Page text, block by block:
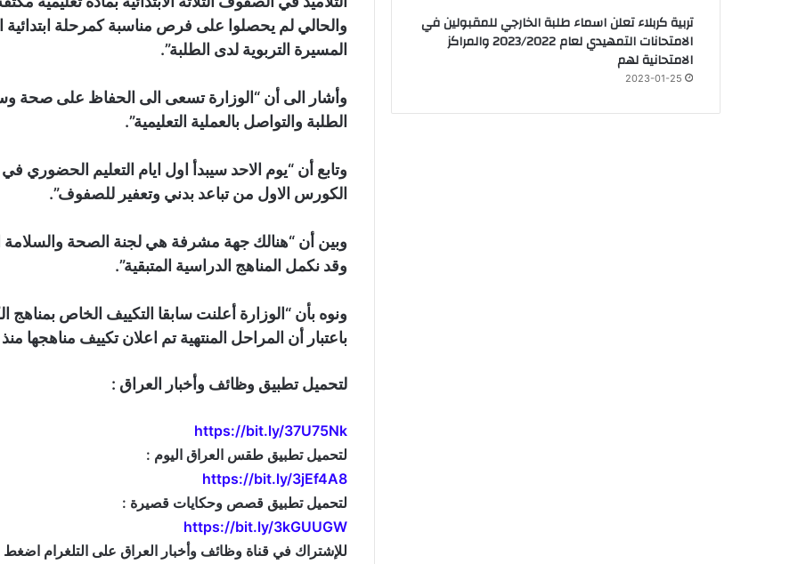
والحالي لم يحصلوا على فرص مناسبة كمرحلة
المسيرة التربوية لدى الطلبة”.
وأشار الى أن “الوزارة تسعى الى الحفاظ على صحة
الطلبة والتواصل بالعملية التعليمية”.
وتابع أن “يوم الاحد سيبدأ اول ايام التعليم الحضوري
الكورس الاول من تباعد بدني وتعفير للصفوف”.
وبين أن “هنالك جهة مشرفة هي لجنة الصحة والسلامة
وقد نكمل المناهج الدراسية المتبقية”.
ونوه بأن “الوزارة أعلنت سابقا التكييف الخاص بمناهج
باعتبار أن المراحل المنتهية تم اعلان تكييف مناهجها
لتحميل تطبيق وظائف وأخبار العراق :
https://bit.ly/37U75Nk
لتحميل تطبيق طقس العراق اليوم :
https://bit.ly/3jEf4A8
لتحميل تطبيق قصص وحكايات قصيرة :
https://bit.ly/3kGUUGW
للإشتراك في قناة وظائف وأخبار العراق على التلغرام اضغط
تربية كربلاء تعلن اسماء طلبة الخارجي للمقبولين في
الامتحانات التمهيدي لعام 2023/2022 والمراكز
الامتحانية لهم
2023-01-25